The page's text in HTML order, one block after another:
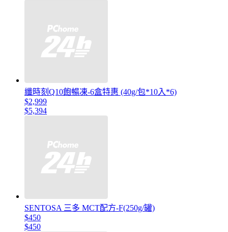
纖時刻Q10飽暢凍-6盒特惠 (40g/包*10入*6)
$2,999
$5,394
SENTOSA 三多 MCT配方-F(250g/罐)
$450
$450